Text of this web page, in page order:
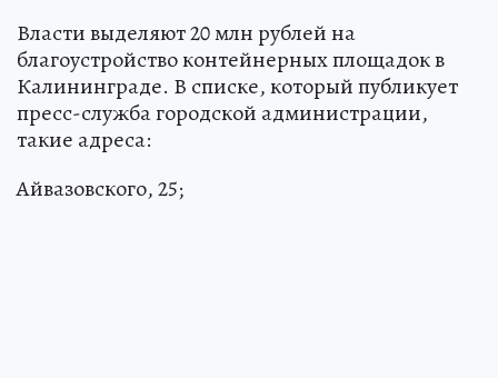
Власти выделяют 20 млн рублей на
благоустройство контейнерных площадок в
Калининграде. В списке, который публикует
пресс-служба городской администрации,
такие адреса:
Айвазовского, 25;